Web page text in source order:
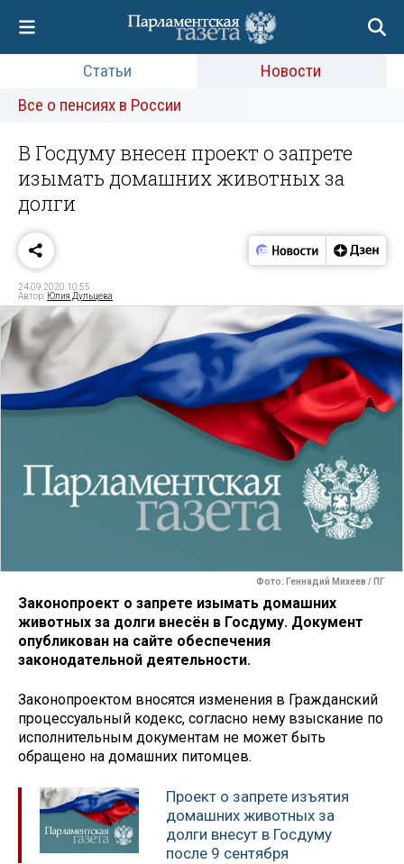
Статьи
Новости
Все о пенсиях в России
В Госдуму внесен проект о запрете
изымать домашних животных за
долги
24.09.2020 10:55
Автор: Юлия Дульцева
Фото: Геннадий Михеев / ПГ
Законопроект о запрете изымать домашних
животных за долги внесён в Госдуму. Документ
опубликован на сайте обеспечения
законодательной деятельности.
Законопроектом вносятся изменения в Гражданский
процессуальный кодекс, согласно нему взыскание по
исполнительным документам не может быть
обращено на домашних питомцев.
Проект о запрете изъятия
домашних животных за
долги внесут в Госдуму
после 9 сентября